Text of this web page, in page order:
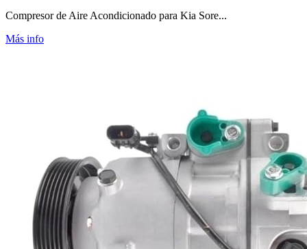
Compresor de Aire Acondicionado para Kia Sore...
Más info